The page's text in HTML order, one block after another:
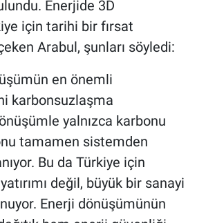
Enerjide 3D
için tarihi bir fırsat
Arabul, şunları söyledi:
en önemli
karbonsuzlaşma
yalnızca karbonu
tamamen sistemden
Bu da Türkiye için
değil, büyük bir sanayi
Enerji dönüşümünün